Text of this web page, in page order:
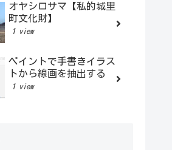
オヤシロサマ【私的城里
町文化財】
1 view
ペイントで手書きイラス
トから線画を抽出する
1 view